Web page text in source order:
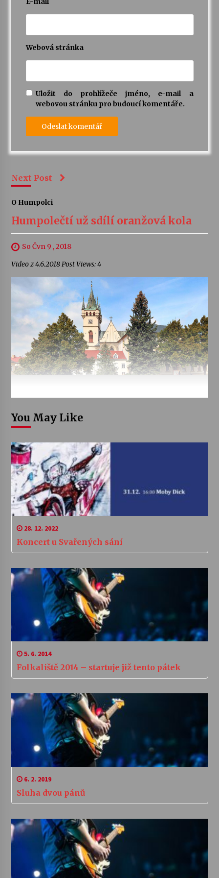
Webová stránka
Uložit do prohlížeče jméno, e-mail a
webovou stránku pro budoucí komentáře.
Next Post
O Humpolci
Humpolečtí už sdílí oranžová kola
So Čvn 9 , 2018
Video z 4.6.2018 Post Views: 4
You May Like
28. 12. 2022
Koncert u Svařených sání
5. 6. 2014
Folkaliště 2014 – startuje již tento pátek
6. 2. 2019
Sluha dvou pánů